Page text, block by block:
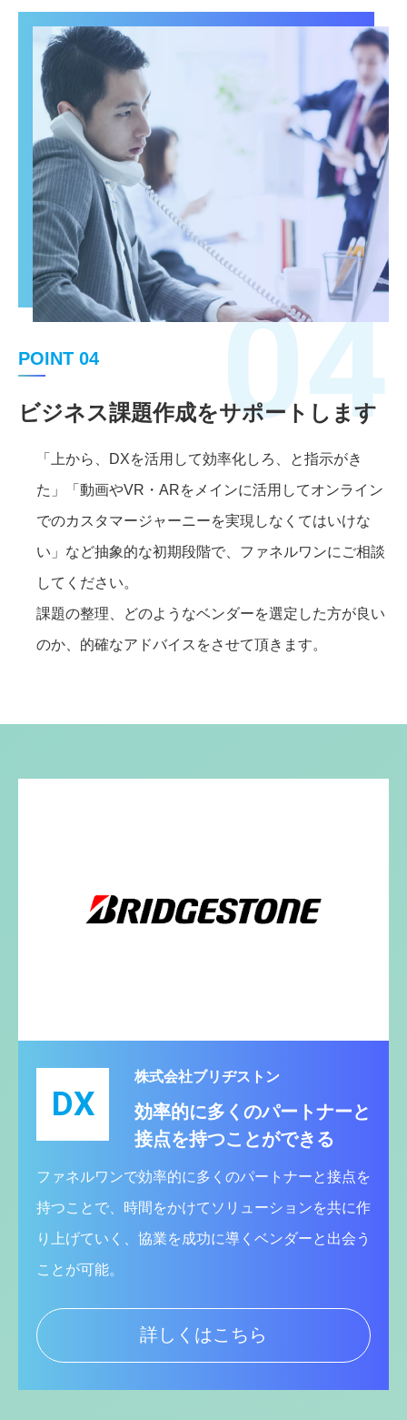
POINT 04
ビジネス課題作成をサポートします
04
「上から、DXを活用して効率化しろ、と指示がき
た」「動画やVR・ARをメインに活用してオンライン
でのカスタマージャーニーを実現しなくてはいけな
い」など抽象的な初期段階で、ファネルワンにご相談
してください。
課題の整理、どのようなベンダーを選定した方が良い
のか、的確なアドバイスをさせて頂きます。
DX
株式会社ブリヂストン
効率的に多くのパートナーと
接点を持つことができる
ファネルワンで効率的に多くのパートナーと接点を
持つことで、時間をかけてソリューションを共に作
り上げていく、協業を成功に導くベンダーと出会う
ことが可能。
詳しくはこちら